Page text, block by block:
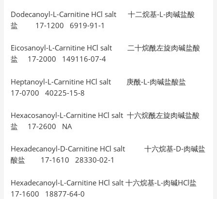
Dodecanoyl-L-Carnitine HCl salt 十二烷基-L-肉碱盐酸
盐 17-1200 6919-91-1
Eicosanoyl-L-Carnitine HCl salt 二十烷酰左旋肉碱盐酸
盐 17-2000 149116-07-4
Heptanoyl-L-Carnitine HCl salt 庚酰-L-肉碱盐酸盐
17-0700 40225-15-8
Hexacosanoyl-L-Carnitine HCl salt 十六烷酰左旋肉碱盐酸
盐 17-2600 NA
Hexadecanoyl-D-Carnitine HCl salt 十六烷基-D-肉碱盐
酸盐 17-1610 28330-02-1
Hexadecanoyl-L-Carnitine HCl salt 十六烷基-L-肉碱HCl盐
17-1600 18877-64-0